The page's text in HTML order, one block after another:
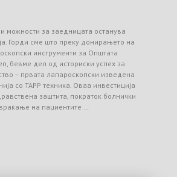
можности за заедницата останува
Горди сме што преку донирањето на
инструменти за Општата
бевме дел од историски успех за
– првата лапароскопски изведена
со TAPP техника. Оваа инвестиција
заштита, пократок болнички
на пациентите …